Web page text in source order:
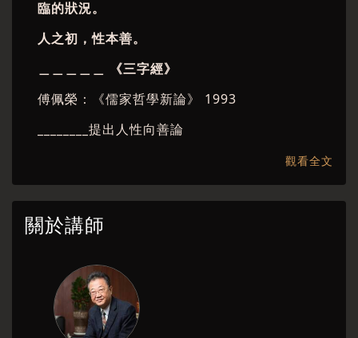
臨的狀況。
人之初，性本善。
《三字經》
傅佩榮：《儒家哲學新論》 1993
________提出人性向善論
李明輝： 《康德倫理學與孟子道德思考之重建》
1994
________孟子人性論乃『自律倫理學』
這恐怕需要從這恐怕要從１９１２年說起
近代西方哲學中事實與價值的二分法思惟，與中
觀看全文
關於講師